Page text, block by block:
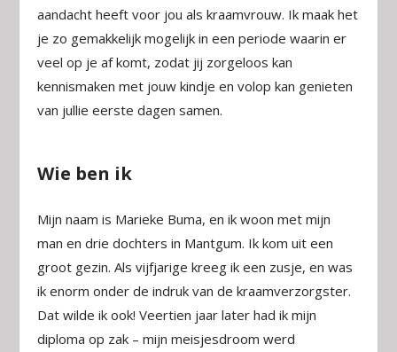
aandacht heeft voor jou als kraamvrouw. Ik maak het
je zo gemakkelijk mogelijk in een periode waarin er
veel op je af komt, zodat jij zorgeloos kan
kennismaken met jouw kindje en volop kan genieten
van jullie eerste dagen samen.
Wie ben ik
Mijn naam is Marieke Buma, en ik woon met mijn
man en drie dochters in Mantgum. Ik kom uit een
groot gezin. Als vijfjarige kreeg ik een zusje, en was
ik enorm onder de indruk van de kraamverzorgster.
Dat wilde ik ook! Veertien jaar later had ik mijn
diploma op zak – mijn meisjesdroom werd